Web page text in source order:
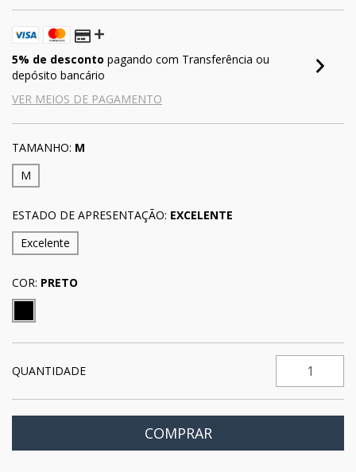
5% de desconto pagando com Transferência ou
depósito bancário
VER MEIOS DE PAGAMENTO
TAMANHO: M
M
ESTADO DE APRESENTAÇÃO: EXCELENTE
Excelente
COR: PRETO
QUANTIDADE